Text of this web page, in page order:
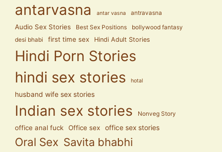
antarvasna antar vasna antravasna
Audio Sex Stories Best Sex Positions
bollywood fantasy
desi bhabi
first time sex Hindi Adult Stories
Hindi Porn Stories
hindi sex stories
hotal
husband wife sex stories
Indian sex stories Nonveg Story
office anal fuck Office sex office sex stories
Oral Sex Savita bhabhi